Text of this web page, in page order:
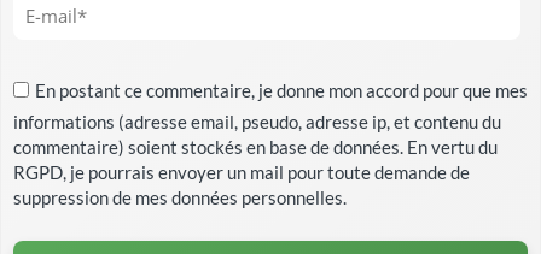
En postant ce commentaire, je donne mon accord pour que mes
informations (adresse email, pseudo, adresse ip, et contenu du
commentaire) soient stockés en base de données. En vertu du
RGPD, je pourrais envoyer un mail pour toute demande de
suppression de mes données personnelles.